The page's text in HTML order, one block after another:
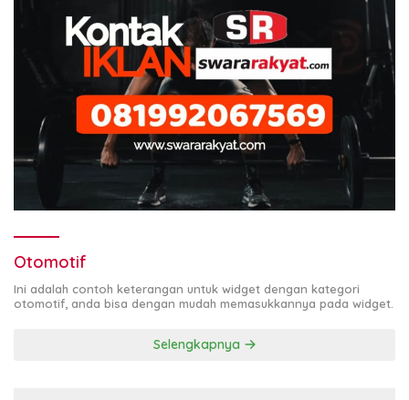
Otomotif
Ini adalah contoh keterangan untuk widget dengan kategori
otomotif, anda bisa dengan mudah memasukkannya pada widget.
Selengkapnya